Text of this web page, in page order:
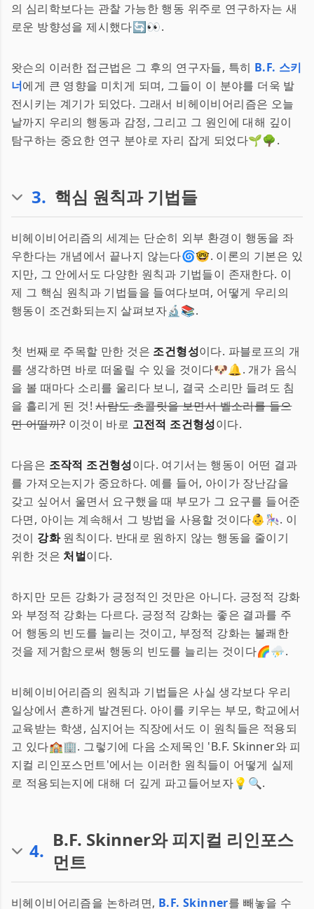
의 심리학보다는 관찰 가능한 행동 위주로 연구하자는 새
로운 방향성을 제시했다🔄👀.
왓슨의 이러한 접근법은 그 후의 연구자들, 특히 B.F. 스키
너에게 큰 영향을 미치게 되며, 그들이 이 분야를 더욱 발
전시키는 계기가 되었다. 그래서 비헤이비어리즘은 오늘
날까지 우리의 행동과 감정, 그리고 그 원인에 대해 깊이
탐구하는 중요한 연구 분야로 자리 잡게 되었다🌱🌳.
3. 핵심 원칙과 기법들
비헤이비어리즘의 세계는 단순히 외부 환경이 행동을 좌
우한다는 개념에서 끝나지 않는다🌀🤓. 이론의 기본은 있
지만, 그 안에서도 다양한 원칙과 기법들이 존재한다. 이
제 그 핵심 원칙과 기법들을 들여다보며, 어떻게 우리의
행동이 조건화되는지 살펴보자🔬📚.
첫 번째로 주목할 만한 것은 조건형성이다. 파블로프의 개
를 생각하면 바로 떠올릴 수 있을 것이다🐶🔔. 개가 음식
을 볼 때마다 소리를 울리다 보니, 결국 소리만 들려도 침
을 흘리게 된 것!사람도 초콜릿을 보면서 벨소리를 들으
면 어떨까?이것이 바로 고전적 조건형성이다.
다음은 조작적 조건형성이다. 여기서는 행동이 어떤 결과
를 가져오는지가 중요하다. 예를 들어, 아이가 장난감을
갖고 싶어서 울면서 요구했을 때 부모가 그 요구를 들어준
다면, 아이는 계속해서 그 방법을 사용할 것이다👶🎠. 이
것이 강화원칙이다. 반대로 원하지 않는 행동을 줄이기
위한 것은 처벌이다.
하지만 모든 강화가 긍정적인 것만은 아니다. 긍정적 강화
와 부정적 강화는 다르다. 긍정적 강화는 좋은 결과를 주
어 행동의 빈도를 늘리는 것이고, 부정적 강화는 불쾌한
것을 제거함으로써 행동의 빈도를 늘리는 것이다🌈⛈.
비헤이비어리즘의 원칙과 기법들은 사실 생각보다 우리
일상에서 흔하게 발견된다. 아이를 키우는 부모, 학교에서
교육받는 학생, 심지어는 직장에서도 이 원칙들은 적용되
고 있다🏫🏢. 그렇기에 다음 소제목인 'B.F. Skinner와 피
지컬 리인포스먼트'에서는 이러한 원칙들이 어떻게 실제
로 적용되는지에 대해 더 깊게 파고들어보자💡🔍.
4. B.F. Skinner와 피지컬 리인포스
먼트
비헤이비어리즘을 논하려면, B.F. Skinner를 빼놓을 수